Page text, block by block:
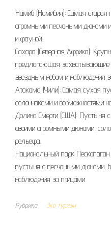
Намиб (Намибия): Самая старая
огромными песчаными дюнами
и фауной.
Сахара (Северная Африка):
предлагающая захватывающие
звездным небом и наблюдения
Атакама (Чили): Самая сухая
солончаками и возможностями
Долина Смерти (США): Пустыня
своими огромными дюнами,
рельефа.
Национальный парк
пустыня с песчаными дюнами,
наблюдения за птицами.
Рубрика Эко туризм